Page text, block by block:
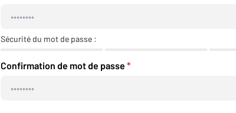
Sécurité du mot de passe :
Confirmation de mot de passe *